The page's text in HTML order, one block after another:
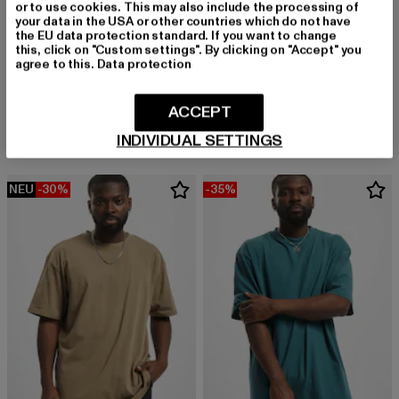
URBAN CLASSICS
Stripes Mesh Shorts
Derzeitiger Preis: 20,99 EURAktionspreis: 29,99 EUR
Heavy Oversized
15,99 EUR
Derzeitiger Preis: 15,99 EUR
NEU -30% -35%
or to use cookies. This may also include the processing of
your data in the USA or other countries which do not have
the EU data protection standard. If you want to change
this, click on "Custom settings". By clicking on "Accept" you
agree to this. Data protection
INDIVIDUAL SETTINGS
ACCEPT